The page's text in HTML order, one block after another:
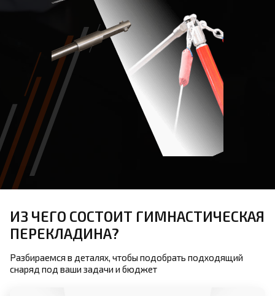
ИЗ ЧЕГО СОСТОИТ ГИМНАСТИЧЕСКАЯ
ПЕРЕКЛАДИНА?
Разбираемся в деталях, чтобы подобрать подходящий
снаряд под ваши задачи и бюджет